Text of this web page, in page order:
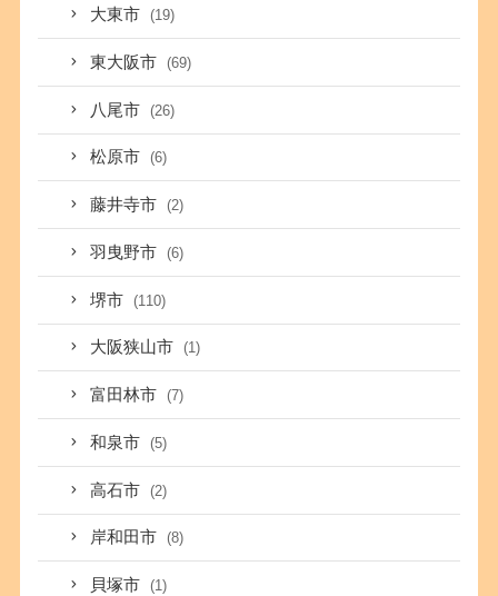
大東市 (19)
東大阪市 (69)
八尾市 (26)
松原市 (6)
藤井寺市 (2)
羽曳野市 (6)
堺市 (110)
大阪狭山市 (1)
富田林市 (7)
和泉市 (5)
高石市 (2)
岸和田市 (8)
貝塚市 (1)